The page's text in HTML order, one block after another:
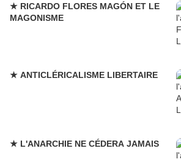
★ RICARDO FLORES MAGÓN ET LE
MAGONISME
★ ANTICLÉRICALISME LIBERTAIRE
★ L'ANARCHIE NE CÉDERA JAMAIS